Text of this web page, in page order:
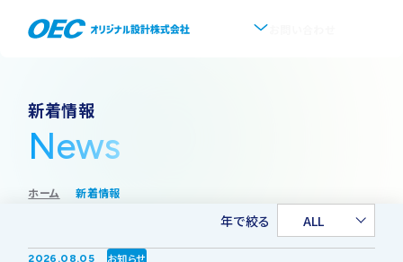
企業情報
会社概要
代表挨拶
事業紹介
事業一覧
上水道
IR情報
IRトップ
新着情報
新着情報
News
ホーム 新着情報
年で絞る ALL
2026.08.05 お知らせ